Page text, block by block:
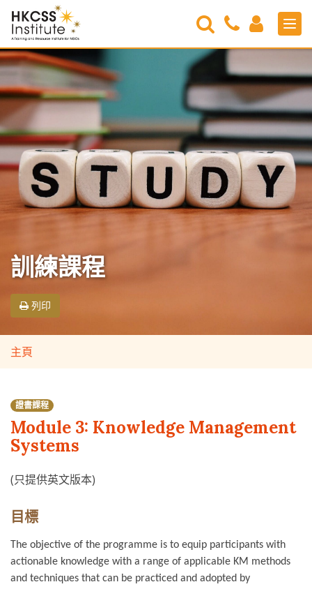
HKCSS
Institute
Search
Contact
Us
Login
訓練課程
列印
主頁
證書課程
Module 3: Knowledge Management
Systems
(只提供英文版本)
目標
The objective of the programme is to equip participants with
actionable knowledge with a range of applicable KM methods
and techniques that can be practiced and adopted by